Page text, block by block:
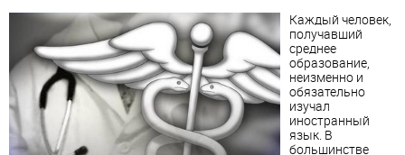
Каждый человек,
получавший
среднее
образование,
неизменно и
обязательно
изучал
иностранный
язык. В
большинстве